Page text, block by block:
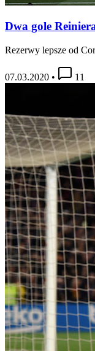
Dwa gole
Rezerwy lepsze od
07.03.2020 • 11